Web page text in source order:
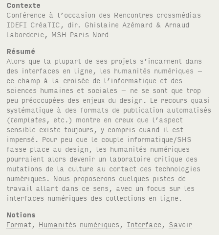
Contexte
Conférence à l’occasion des Rencontres crossmédias
IDEFI CréaTIC , dir. Ghislaine Azémard & Arnaud
Laborderie, MSH Paris Nord
Résumé
Alors que la plupart de ses projets s’incarnent dans
des interfaces en ligne, les humanités numériques –
ce champ à la croisée de l’informatique et des
sciences humaines et sociales – ne se sont que trop
peu préoccupées des enjeux du design. Le recours quasi
systématique à des formats de publication automatisés
(templates , etc.) montre en creux que l’aspect
sensible existe toujours, y compris quand il est
impensé. Pour peu que le couple informatique/SHS
fasse place au design, les humanités numériques
pourraient alors devenir un laboratoire critique des
mutations de la culture au contact des technologies
numériques. Nous proposerons quelques pistes de
travail allant dans ce sens, avec un focus sur les
interfaces numériques des collections en ligne.
Notions
Format
Humanités numériques Interface
Savoir